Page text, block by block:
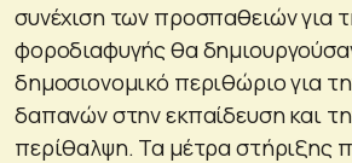
συνέχιση των προσπαθειών για
φοροδιαφυγής θα
δημοσιονομικό περιθώριο για
δαπανών στην εκπαίδευση και
περίθαλψη. Τα μέτρα στήριξης